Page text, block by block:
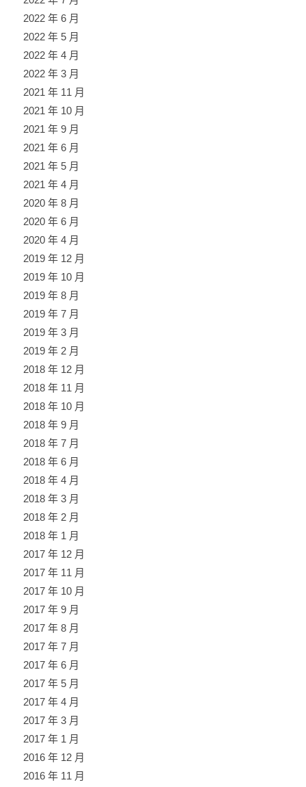
2022 年 6 月
2022 年 5 月
2022 年 4 月
2022 年 3 月
2021 年 11 月
2021 年 10 月
2021 年 9 月
2021 年 6 月
2021 年 5 月
2021 年 4 月
2020 年 8 月
2020 年 6 月
2020 年 4 月
2019 年 12 月
2019 年 10 月
2019 年 8 月
2019 年 7 月
2019 年 3 月
2019 年 2 月
2018 年 12 月
2018 年 11 月
2018 年 10 月
2018 年 9 月
2018 年 7 月
2018 年 6 月
2018 年 4 月
2018 年 3 月
2018 年 2 月
2018 年 1 月
2017 年 12 月
2017 年 11 月
2017 年 10 月
2017 年 9 月
2017 年 8 月
2017 年 7 月
2017 年 6 月
2017 年 5 月
2017 年 4 月
2017 年 3 月
2017 年 1 月
2016 年 12 月
2016 年 11 月